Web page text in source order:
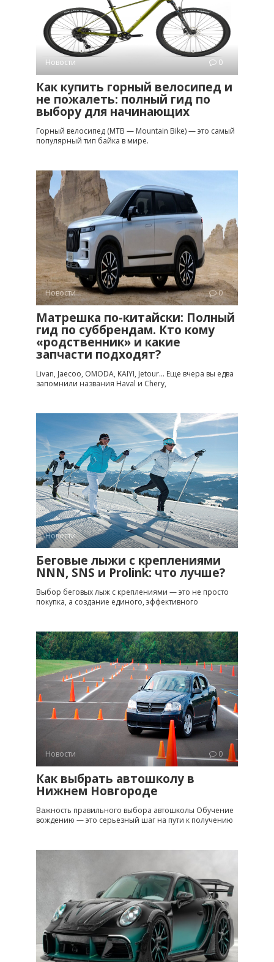
Новости 0
Как купить горный велосипед и
не пожалеть: полный гид по
выбору для начинающих
Горный велосипед (MTB — Mountain Bike) — это самый
популярный тип байка в мире.
Новости 0
Матрешка по-китайски: Полный
гид по суббрендам. Кто кому
«родственник» и какие
запчасти подходят?
Livan, Jaecoo, OMODA, KAIYI, Jetour… Еще вчера вы едва
запомнили названия Haval и Chery,
Новости 0
Беговые лыжи с креплениями
NNN, SNS и Prolink: что лучше?
Выбор беговых лыж с креплениями — это не просто
покупка, а создание единого, эффективного
Новости 0
Как выбрать автошколу в
Нижнем Новгороде
Важность правильного выбора автошколы Обучение
вождению — это серьезный шаг на пути к получению